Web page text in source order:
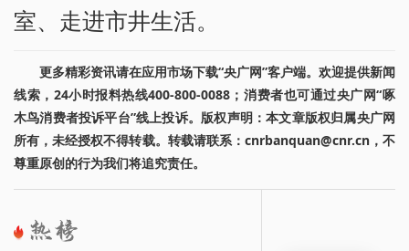
室、走进市井生活。
更多精彩资讯请在应用市场下载“央广网”客户端。欢迎提供新闻
线索，24小时报料热线400-800-0088；消费者也可通过央广网“啄
木鸟消费者投诉平台”线上投诉。版权声明：本文章版权归属央广网
所有，未经授权不得转载。转载请联系：cnrbanquan@cnr.cn，不
尊重原创的行为我们将追究责任。